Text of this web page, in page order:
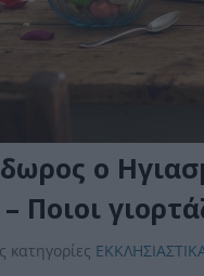
ο
Ποιοι
κατηγορίες